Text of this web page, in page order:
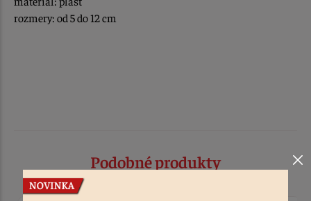
rozmery: od 5 do 12 cm
Podobné produkty